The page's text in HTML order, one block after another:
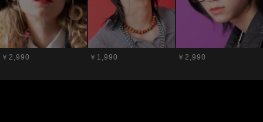
￥2,990 ￥1,990 ￥2,990